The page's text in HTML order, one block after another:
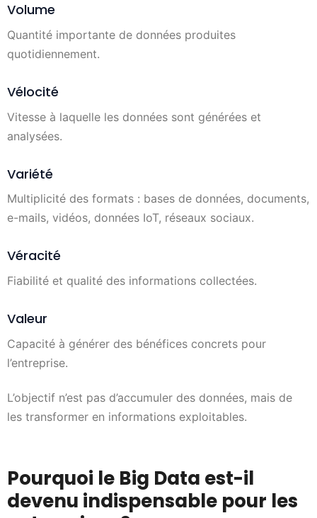
Volume
Quantité importante de données produites
quotidiennement.
Vélocité
Vitesse à laquelle les données sont générées et
analysées.
Variété
Multiplicité des formats : bases de données, documents,
e-mails, vidéos, données IoT, réseaux sociaux.
Véracité
Fiabilité et qualité des informations collectées.
Valeur
Capacité à générer des bénéfices concrets pour
l’entreprise.
L’objectif n’est pas d’accumuler des données, mais de
les transformer en informations exploitables.
Pourquoi le Big Data est-il
devenu indispensable pour les